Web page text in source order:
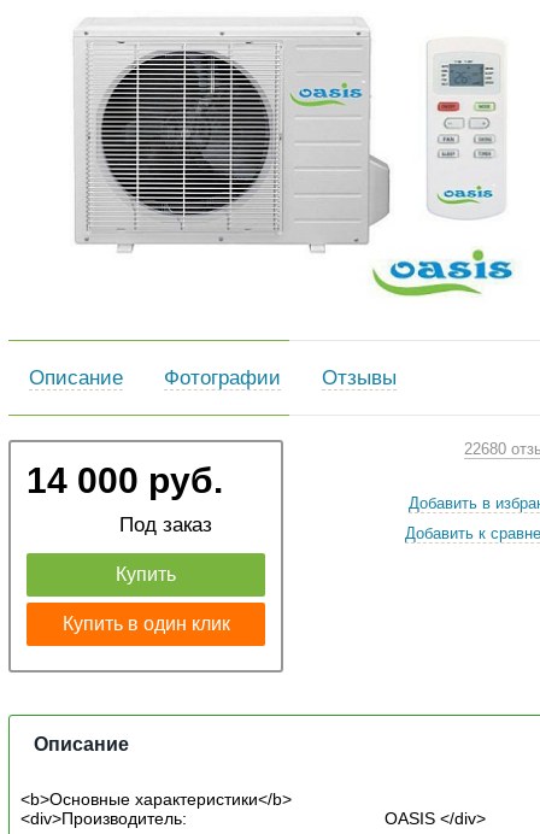
Описание Фотографии Отзывы
14 000 руб.
Под заказ
Купить
Купить в один клик
22680
Добавить в
Добавить к
Описание
<b>Основные характеристики</b>
<div>Производитель: OASIS </div>